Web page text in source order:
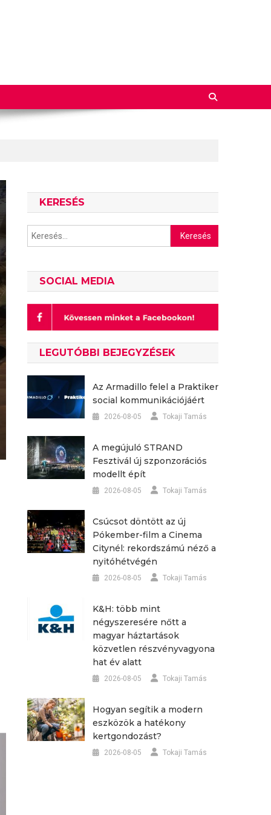
KERESÉS
Keresés:
SOCIAL MEDIA
LEGUTÓBBI BEJEGYZÉSEK
Az Armadillo felel a Praktiker
social kommunikációjáért
2026-08-05 Tokaji Tamás
A megújuló STRAND
Fesztivál új szponzorációs
modellt épít
2026-08-05 Tokaji Tamás
Csúcsot döntött az új
Pókember-film a Cinema
Citynél: rekordszámú néző a
nyitóhétvégén
2026-08-05 Tokaji Tamás
K&H: több mint
négyszeresére nőtt a
magyar háztartások
közvetlen részvényvagyona
hat év alatt
2026-08-05 Tokaji Tamás
Hogyan segítik a modern
eszközök a hatékony
kertgondozást?
2026-08-05 Tokaji Tamás